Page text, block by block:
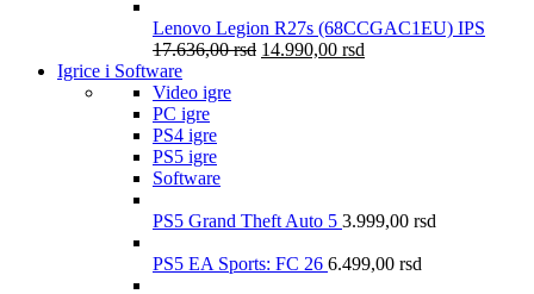
Lenovo Legion R27s (68CCGAC1EU) IPS
17.636,00rsd 14.990,00 rsd
Igrice i Software
Video igre
PC igre
PS4 igre
PS5 igre
Software
PS5 Grand Theft Auto 5 3.999,00 rsd
PS5 EA Sports: FC 26 6.499,00 rsd